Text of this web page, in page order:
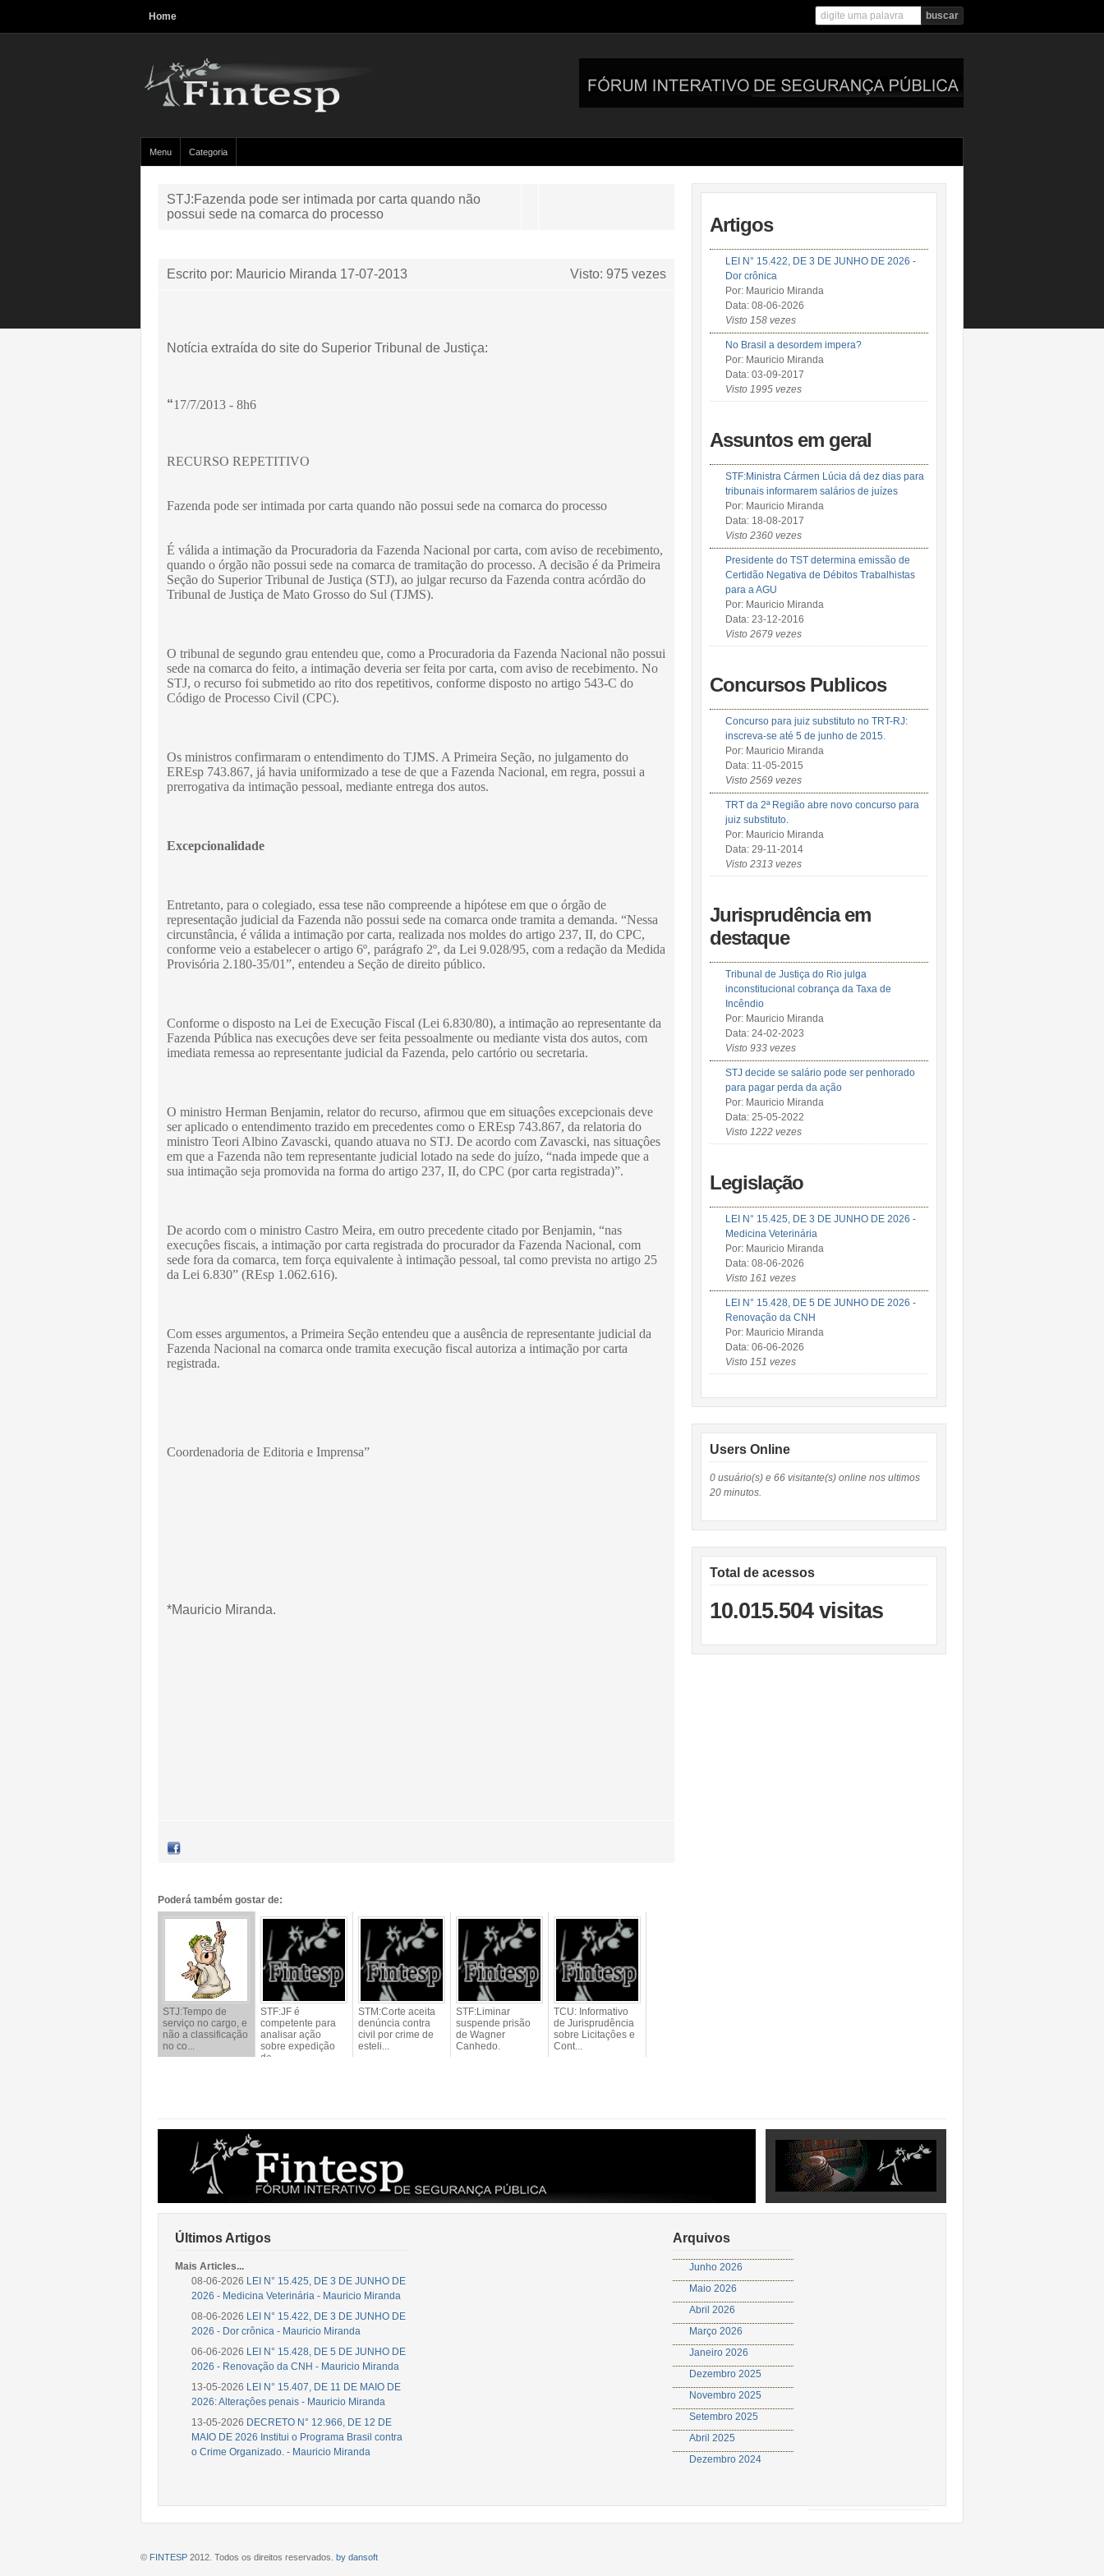
Home
Menu Categoria
STJ:Fazenda pode ser intimada por carta quando não
possui sede na comarca do processo
Escrito por: Mauricio Miranda 17-07-2013 Visto: 975 vezes
Notícia extraída do site do Superior Tribunal de Justiça:
“17/7/2013 - 8h6
RECURSO REPETITIVO
Fazenda pode ser intimada por carta quando não possui sede na comarca do processo
É válida a intimação da Procuradoria da Fazenda Nacional por carta, com aviso de recebimento,
quando o órgão não possui sede na comarca de tramitação do processo. A decisão é da Primeira
Seção do Superior Tribunal de Justiça (STJ), ao julgar recurso da Fazenda contra acórdão do
Tribunal de Justiça de Mato Grosso do Sul (TJMS).
O tribunal de segundo grau entendeu que, como a Procuradoria da Fazenda Nacional não possui
sede na comarca do feito, a intimação deveria ser feita por carta, com aviso de recebimento. No
STJ, o recurso foi submetido ao rito dos repetitivos, conforme disposto no artigo 543-C do
Código de Processo Civil (CPC).
Os ministros confirmaram o entendimento do TJMS. A Primeira Seção, no julgamento do
EREsp 743.867, já havia uniformizado a tese de que a Fazenda Nacional, em regra, possui a
prerrogativa da intimação pessoal, mediante entrega dos autos.
Excepcionalidade
Entretanto, para o colegiado, essa tese não compreende a hipótese em que o órgão de
representação judicial da Fazenda não possui sede na comarca onde tramita a demanda. “Nessa
circunstância, é válida a intimação por carta, realizada nos moldes do artigo 237, II, do CPC,
conforme veio a estabelecer o artigo 6º, parágrafo 2º, da Lei 9.028/95, com a redação da Medida
Provisória 2.180-35/01”, entendeu a Seção de direito público.
Conforme o disposto na Lei de Execução Fiscal (Lei 6.830/80), a intimação ao representante da
Fazenda Pública nas execuçôes deve ser feita pessoalmente ou mediante vista dos autos, com
imediata remessa ao representante judicial da Fazenda, pelo cartório ou secretaria.
O ministro Herman Benjamin, relator do recurso, afirmou que em situaçôes excepcionais deve
ser aplicado o entendimento trazido em precedentes como o EREsp 743.867, da relatoria do
ministro Teori Albino Zavascki, quando atuava no STJ. De acordo com Zavascki, nas situaçôes
em que a Fazenda não tem representante judicial lotado na sede do juízo, “nada impede que a
sua intimação seja promovida na forma do artigo 237, II, do CPC (por carta registrada)”.
De acordo com o ministro Castro Meira, em outro precedente citado por Benjamin, “nas
execuçôes fiscais, a intimação por carta registrada do procurador da Fazenda Nacional, com
sede fora da comarca, tem força equivalente à intimação pessoal, tal como prevista no artigo 25
da Lei 6.830” (REsp 1.062.616).
Com esses argumentos, a Primeira Seção entendeu que a ausência de representante judicial da
Fazenda Nacional na comarca onde tramita execução fiscal autoriza a intimação por carta
registrada.
Coordenadoria de Editoria e Imprensa”
*Mauricio Miranda.
Poderá também gostar de:
STJ:Tempo de
serviço no cargo, e
não a classificação
no co...
STF:JF é
competente para
analisar ação
sobre expedição
de ...
STM:Corte aceita
denúncia contra
civil por crime de
esteli...
STF:Liminar
suspende prisão
de Wagner
Canhedo.
TCU: Informativo
de Jurisprudência
sobre Licitaçôes e
Cont...
Artigos
LEI N° 15.422, DE 3 DE JUNHO DE 2026 -
Dor crônica
Por: Mauricio Miranda
Data: 08-06-2026
Visto 158 vezes
No Brasil a desordem impera?
Por: Mauricio Miranda
Data: 03-09-2017
Visto 1995 vezes
Assuntos em geral
STF:Ministra Cármen Lúcia dá dez dias para
tribunais informarem salários de juízes
Por: Mauricio Miranda
Data: 18-08-2017
Visto 2360 vezes
Presidente do TST determina emissão de
Certidão Negativa de Débitos Trabalhistas
para a AGU
Por: Mauricio Miranda
Data: 23-12-2016
Visto 2679 vezes
Concursos Publicos
Concurso para juiz substituto no TRT-RJ:
inscreva-se até 5 de junho de 2015.
Por: Mauricio Miranda
Data: 11-05-2015
Visto 2569 vezes
TRT da 2ª Região abre novo concurso para
juiz substituto.
Por: Mauricio Miranda
Data: 29-11-2014
Visto 2313 vezes
Jurisprudência em
destaque
Tribunal de Justiça do Rio julga
inconstitucional cobrança da Taxa de
Incêndio
Por: Mauricio Miranda
Data: 24-02-2023
Visto 933 vezes
STJ decide se salário pode ser penhorado
para pagar perda da ação
Por: Mauricio Miranda
Data: 25-05-2022
Visto 1222 vezes
Legislação
LEI N° 15.425, DE 3 DE JUNHO DE 2026 -
Medicina Veterinária
Por: Mauricio Miranda
Data: 08-06-2026
Visto 161 vezes
LEI N° 15.428, DE 5 DE JUNHO DE 2026 -
Renovação da CNH
Por: Mauricio Miranda
Data: 06-06-2026
Visto 151 vezes
Users Online
0 usuário(s) e 66 visitante(s) online nos ultimos
20 minutos.
Total de acessos
10.015.504 visitas
Últimos Artigos
Mais Articles...
08-06-2026 LEI N° 15.425, DE 3 DE JUNHO DE
2026 - Medicina Veterinária - Mauricio Miranda
08-06-2026 LEI N° 15.422, DE 3 DE JUNHO DE
2026 - Dor crônica - Mauricio Miranda
06-06-2026 LEI N° 15.428, DE 5 DE JUNHO DE
2026 - Renovação da CNH - Mauricio Miranda
13-05-2026 LEI N° 15.407, DE 11 DE MAIO DE
2026: Alteraçôes penais - Mauricio Miranda
13-05-2026 DECRETO N° 12.966, DE 12 DE
MAIO DE 2026 Institui o Programa Brasil contra
o Crime Organizado. - Mauricio Miranda
Arquivos
Junho 2026
Maio 2026
Abril 2026
Março 2026
Janeiro 2026
Dezembro 2025
Novembro 2025
Setembro 2025
Abril 2025
Dezembro 2024
© FINTESP 2012. Todos os direitos reservados. by dansoft